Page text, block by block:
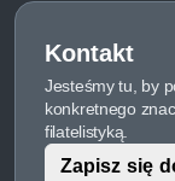
Kontakt
Jesteśmy tu, by
konkretnego
filatelistyką.
Zapisz się